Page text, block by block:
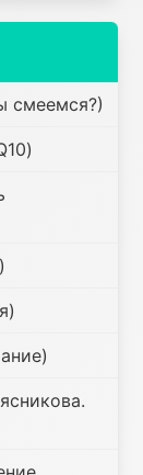
смеемся?)